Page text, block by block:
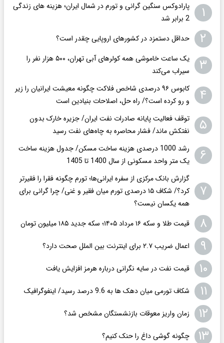
۱
پارادوکس سنگین گرانی و تورم در شمال ایران؛ هزینه های زندگی
2 برابر ‌شد
۲ حداقل دستمزد در کشورهای اروپایی چقدر است؟
۳
یک ساعت خاموشی همه کولرهای آبی تهران، ۵۰۰ هزار نفر را
سیراب می‌کند
۴
کابوس ۹۶ درصدی شاخص فلاکت چگونه معیشت ایرانیان را زیر
و رو کرده است؟/ راه حل، اصلاحات بنیادین است
۵
توقف فعالیت پایانه صادرات نفت ایران/ جزیره خارک بدون
نفتکش ماند/ فشار محاصره به چاه‌های نفت رسید
۶
رشد 1000 درصدی هزینه ساخت مسکن/ جدول هزینه ساخت
یک متر واحد مسکونی از سال 1400 تا 1405
۷
گزارش بانک مرکزی از سفره ایرانی‌ها؛ تورم چگونه فقرا را فقیرتر
کرد؟/ شکاف ۱۵ درصدی تورم میان فقیر و غنی/ چرا گرانی برای
همه یکسان نیست؟
۸ قیمت طلا و سکه ۱۶ مرداد ۱۴۰۵؛ سکه جدید ١٨۵ میلیون تومان
۹ اعمال ضریب ۲.۷ برای اینترنت بین الملل صحت دارد؟
۱۰ قیمت نفت در سایه نگرانی درباره هرمز افزایش یافت
۱۱ شکاف تورمی میان دهک ها به 9.6 درصد رسید/ اینفوگرافیک
۱۲ زمان واریز معوقات بازنشستگان مشخص شد؟
۱۳ چگونه گوشی داغ را حنک کنیم؟